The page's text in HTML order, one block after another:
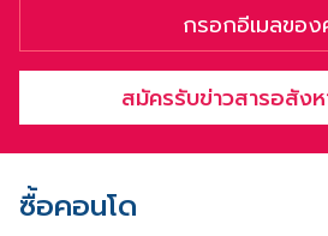
สมัครรับข่าวสารอสัง
ซื้อคอนโด